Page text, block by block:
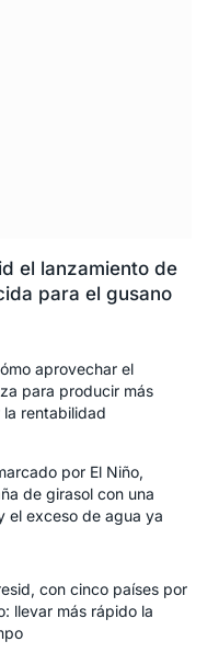
el lanzamiento de
para el gusano
aprovechar el
para producir más
rentabilidad
por El Niño,
de girasol con una
el exceso de agua ya
con cinco países por
llevar más rápido la